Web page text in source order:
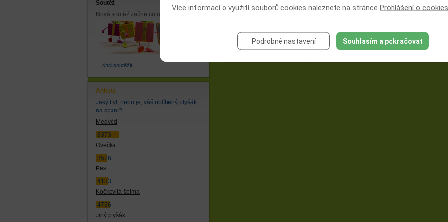
Soutěž
Nová soutěž začne co nejdříve.
chci soutěžit
Anketa
Jaký byl, nebo je, váš oblíbený plyšák
na spaní?
Medvěd
8373
Ovečka
3576
Pes
4133
Kočkovitá šelma
4736
Jiný plyšák
Všimli jste si, že se v poslední době o nespavosti více mluví?
Sledujete rádi z postele televizi?
Jste ranní ptáčata nebo noční sovy?
Věříte reklamám na přípravky na dobré spaní?
Více informací o využití souborů cookies naleznete na stránce Prohlášení o cookies
Podrobné nastavení Souhlasím a pokračovat